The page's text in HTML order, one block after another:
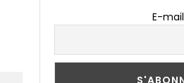
E-mail